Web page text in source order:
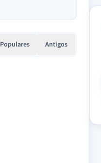
Populares Antigos